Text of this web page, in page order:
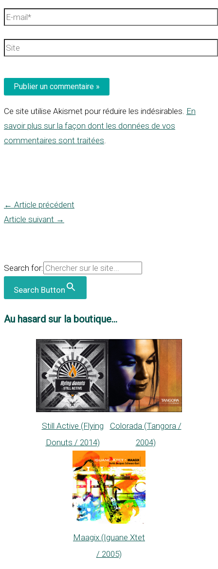
E-
Site
Ce site utilise Akismet pour réduire les indésirables. En
savoir plus sur la façon dont les données de vos
commentaires sont traitées
← Article précédent
Article suivant →
Search for:
Search Button
Au hasard sur la boutique...
Still Active (Flying
Donuts / 2014)
Colorada (Tangora /
2004)
Maagix (Iguane Xtet
/ 2005)